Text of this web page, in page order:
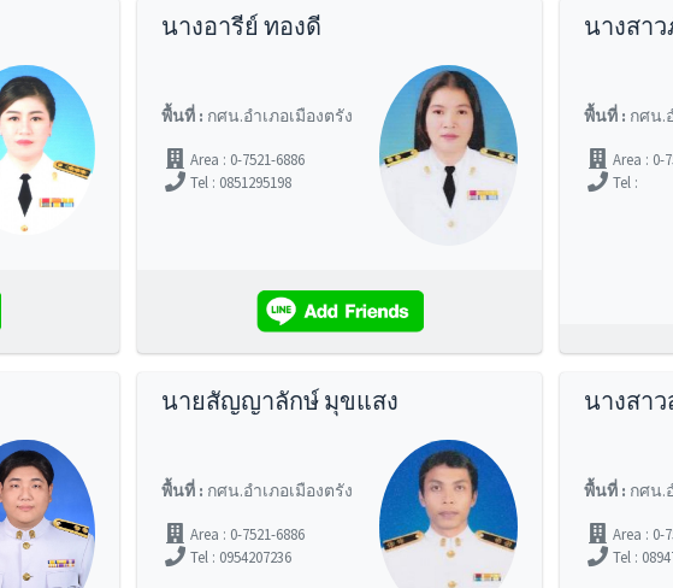
นางอารีย์ ทองดี
พื้นที่ : กศน.อำเภอเมืองตรัง
Area : 0-7521-6886
Tel : 0851295198
นางสา
พื้นที่ : กศน.
Area : 0-
Tel :
นายสัญญาลักษ์ มุขแสง
พื้นที่ : กศน.อำเภอเมืองตรัง
Area : 0-7521-6886
Tel : 0954207236
นางสา
พื้นที่ : กศน.
Area : 0-
Tel :